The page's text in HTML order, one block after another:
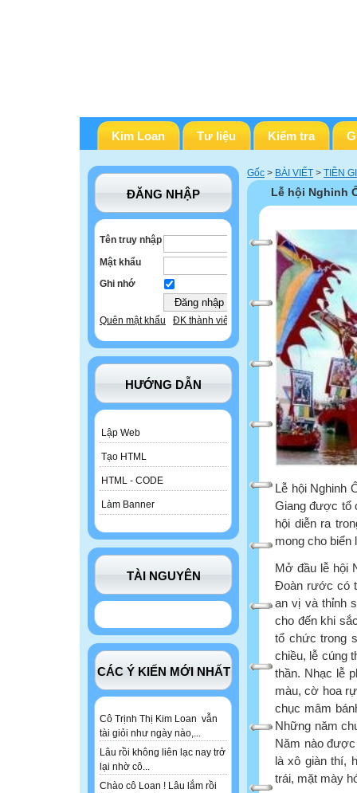
Kim Loan Tư liệu Kiểm tra
ĐĂNG NHẬP
Tên truy nhập
Mật khẩu
Ghi nhớ
Quên mật khẩu ĐK thành viên
HƯỚNG DẪN
Lập Web
Tạo HTML
HTML - CODE
Làm Banner
TÀI NGUYÊN
CÁC Ý KIẾN MỚI NHẤT
Cô Trịnh Thị Kim Loan vẫn
tài giỏi như ngày nào,...
Lâu rồi không liên lạc nay trở
lại nhờ cô...
Chào cô Loan ! Lâu lắm rồi
Gốc > BÀI VIẾT > TIỀN
Lễ hội Nghinh
Lễ hội Nghinh
Giang được tổ
hội diễn ra
mong cho biển
Mở đầu lễ hội
Ðoàn rước có
an vị và thỉnh
cho đến khi
tổ chức trong
chiều, lễ cúng
thần. Nhạc lễ
màu, cờ hoa
chục mâm
Những năm
Năm nào
là xô giàn thí,
trái, mặt mày